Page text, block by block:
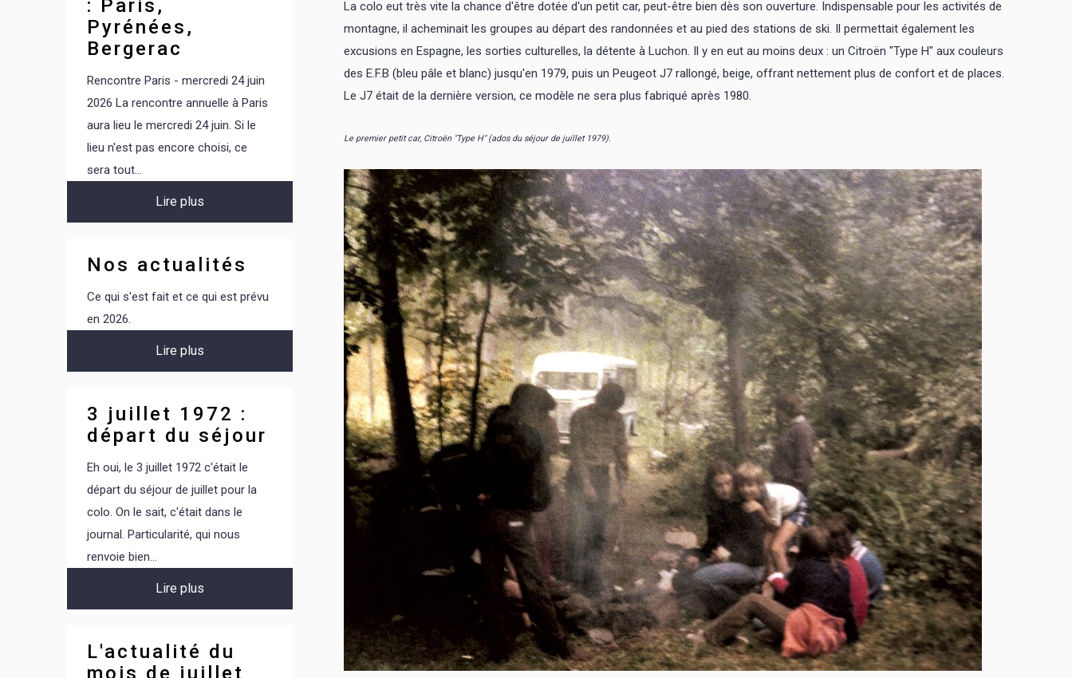
: Paris,
Pyrénées,
Bergerac
Rencontre Paris - mercredi 24 juin
2026 La rencontre annuelle à Paris
aura lieu le mercredi 24 juin. Si le
lieu n'est pas encore choisi, ce
sera tout...
Lire plus
Nos actualités
Ce qui s'est fait et ce qui est prévu
en 2026.
Lire plus
3 juillet 1972 :
départ du séjour
Eh oui, le 3 juillet 1972 c'était le
départ du séjour de juillet pour la
colo. On le sait, c'était dans le
journal. Particularité, qui nous
renvoie bien...
Lire plus
L'actualité du
mois de juillet
La colo eut très vite la chance d'être dotée d'un petit car, peut-être bien dès son ouverture. Indispensable pour les activités de
montagne, il acheminait les groupes au départ des randonnées et au pied des stations de ski. Il permettait également les
excusions en Espagne, les sorties culturelles, la détente à Luchon. Il y en eut au moins deux : un Citroën "Type H" aux couleurs
des E.F.B (bleu pâle et blanc) jusqu'en 1979, puis un Peugeot J7 rallongé, beige, offrant nettement plus de confort et de places.
Le J7 était de la dernière version, ce modèle ne sera plus fabriqué après 1980.
Le premier petit car, Citroën "Type H" (ados du séjour de juillet 1979).